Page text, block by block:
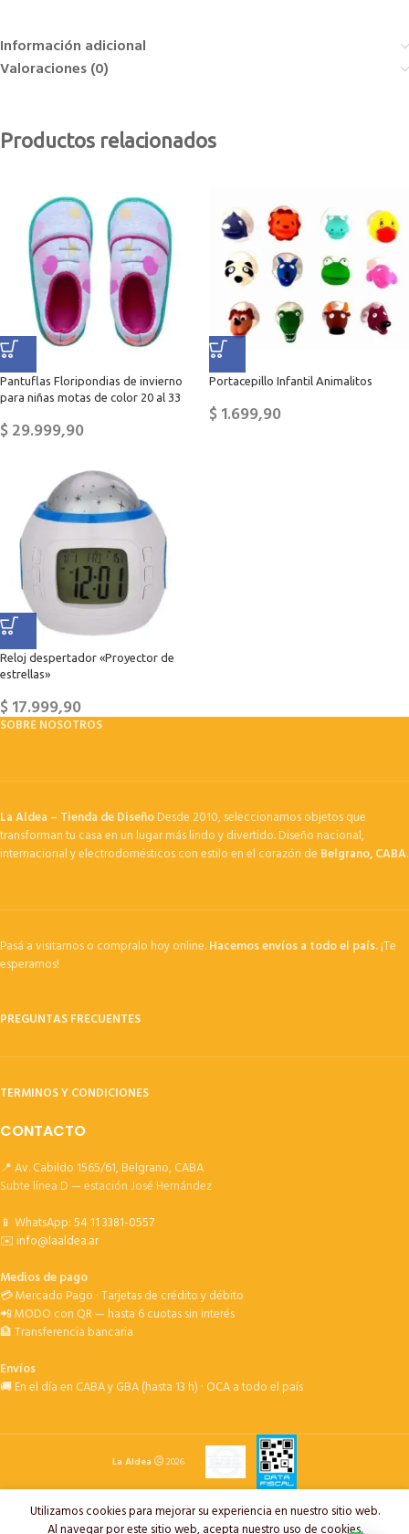
Información adicional
Valoraciones (0)
Productos relacionados
Pantuflas Floripondias de invierno
para niñas motas de color 20 al 33
$29.999,90
Portacepillo Infantil Animalitos
$1.699,90
Reloj despertador «Proyector de
estrellas»
$17.999,90
SOBRE NOSOTROS
La Aldea – Tienda de DiseñoDesde 2010, seleccionamos objetos que
transforman tu casa en un lugar más lindo y divertido. Diseño nacional,
internacional y electrodomésticos con estilo en el corazón de Belgrano, CABA.
Pasá a visitarnos o compralo hoy online.Hacemos envíos a todo el país.¡Te
esperamos!
PREGUNTAS FRECUENTES
TERMINOS Y CONDICIONES
CONTACTO
📍 Av. Cabildo 1565/61, Belgrano, CABA
Subte línea D — estación José Hernández
📱 WhatsApp:54 11 3381-0557
✉️info@laaldea.ar
Medios de pago
💳 Mercado Pago · Tarjetas de crédito y débito
📲 MODO con QR — hasta 6 cuotas sin interés
🏦 Transferencia bancaria
Envíos
🚚 En el día en CABA y GBA (hasta 13 h) · OCA a todo el país
La Aldea 2026
Utilizamos cookies para mejorar su experiencia en nuestro sitio web.
Al navegar por este sitio web, acepta nuestro uso de cookies.